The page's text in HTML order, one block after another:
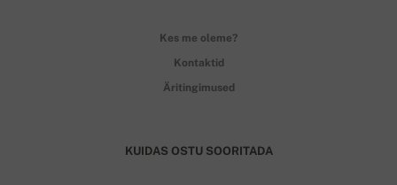
Kes me oleme?
Kontaktid
Äritingimused
KUIDAS OSTU SOORITADA